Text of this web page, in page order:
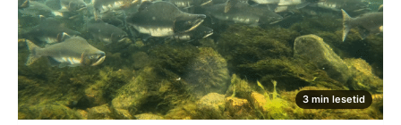
3 min lesetid